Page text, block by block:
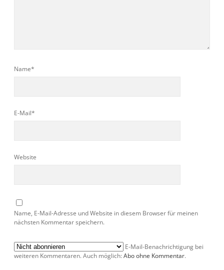
Name*
E-Mail*
Website
Name, E-Mail-Adresse und Website in diesem Browser für meinen
nächsten Kommentar speichern.
E-Mail-Benachrichtigung bei
weiteren Kommentaren. Auch möglich: Abo ohne Kommentar.